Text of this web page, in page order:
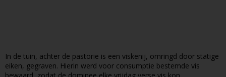
In de tuin, achter de pastorie is een viskenij, omringd door statige
eiken, gegraven. Hierin werd voor consumptie bestemde vis
bewaard, zodat de dominee elke vrijdag verse vis kon